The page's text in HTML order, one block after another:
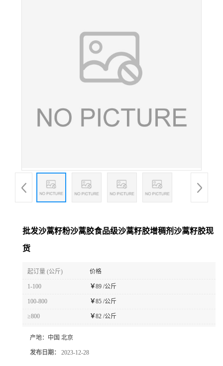
批发沙蒿籽粉沙蒿胶食品级沙蒿籽胶增稠剂沙蒿籽胶现
货
起订量 (公斤) 价格
1-100 ￥89 /公斤
100-800 ￥85 /公斤
≥800 ￥82 /公斤
产地： 中国 北京
发布日期： 2023-12-28